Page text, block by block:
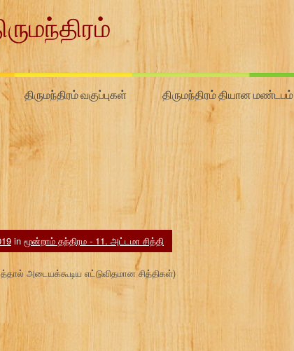
திருமந்திரம் வகுப்புகள் திருமந்திரம் தியான மண்டபம்
in மூன்றாம் தந்திரம - 11. அட்டமா சித்தி
அடையக்கூடிய எட்டுவிதமான சித்திகள்)